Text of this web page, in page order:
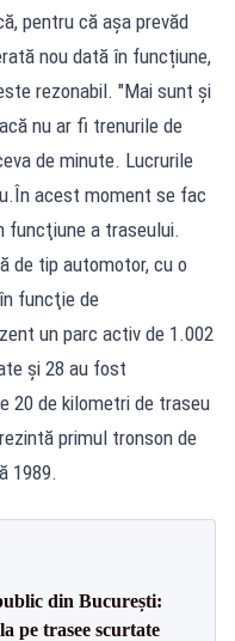
pentru că așa prevăd
nou dată în funcțiune,
rezonabil. "Mai sunt şi
nu ar fi trenurile de
de minute. Lucrurile
acest moment se fac
funcţiune a traseului.
de tip automotor, cu o
funcţie de
un parc activ de 1.002
şi 28 au fost
20 de kilometri de traseu
primul tronson de
1989.
din București:
pe trasee scurtate